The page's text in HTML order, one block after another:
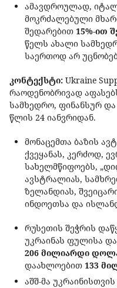
ამავდროულად,
მოკრძალებული
შედარებით 15%-ით
წელს ახალი
საერთოდ არ
კონტექსტი: Ukraine
რაოდენობრივად
სამხედრო, ფინანსურ და
წლის 24 იანვრიდან.
მონაცემთა ბაზის
ქვეყანას, კერძოდ,
სახელმწიფოებს,
ავსტრალიას,
ზელანდიას,
ინდოეთსა და
რუსეთის შეჭრის
უკრაინას ფულისა
206 მილიარდი
დაახლოებით 133
აშშ-მა